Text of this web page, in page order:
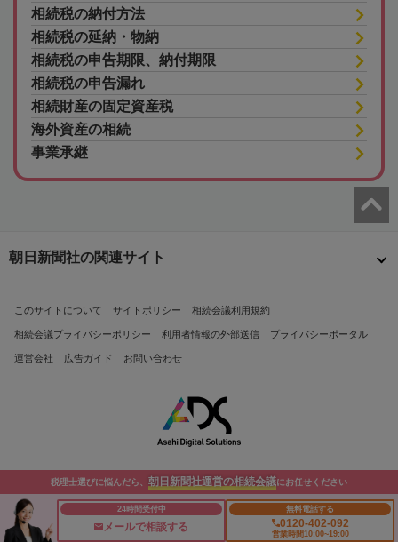
相続税の納付方法
相続税の延納・物納
相続税の申告期限、納付期限
相続税の申告漏れ
相続財産の固定資産税
海外資産の相続
事業承継
税理士選びに悩んだら、 朝日新聞社運営の相続会議にお任せください
24時間受付中
メールで相談する
無料電話する
0120-402-092
営業時間10:00~19:00
朝日新聞社の関連サイト
このサイトについて サイトポリシー 相続会議利用規約
相続会議プライバシーポリシー 利用者情報の外部送信 プライバシーポータル
運営会社 広告ガイド お問い合わせ
Copyright© The Asahi Shimbun Company. All Rights Reserved.